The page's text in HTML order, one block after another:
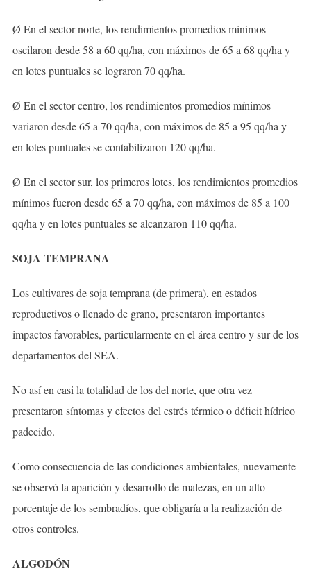
Ø En el sector norte, los rendimientos promedios mínimos
oscilaron desde 58 a 60 qq/ha, con máximos de 65 a 68 qq/ha y
en lotes puntuales se lograron 70 qq/ha.
Ø En el sector centro, los rendimientos promedios mínimos
variaron desde 65 a 70 qq/ha, con máximos de 85 a 95 qq/ha y
en lotes puntuales se contabilizaron 120 qq/ha.
Ø En el sector sur, los primeros lotes, los rendimientos promedios
mínimos fueron desde 65 a 70 qq/ha, con máximos de 85 a 100
qq/ha y en lotes puntuales se alcanzaron 110 qq/ha.
SOJA TEMPRANA
Los cultivares de soja temprana (de primera), en estados
reproductivos o llenado de grano, presentaron importantes
impactos favorables, particularmente en el área centro y sur de los
departamentos del SEA.
No así en casi la totalidad de los del norte, que otra vez
presentaron síntomas y efectos del estrés térmico o déficit hídrico
padecido.
Como consecuencia de las condiciones ambientales, nuevamente
se observó la aparición y desarrollo de malezas, en un alto
porcentaje de los sembradíos, que obligaría a la realización de
otros controles.
ALGODÓN